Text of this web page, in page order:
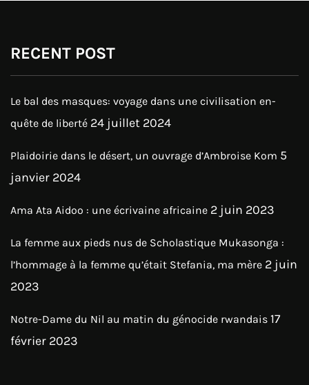
RECENT POST
Le bal des masques: voyage dans une civilisation en-
quête de liberté 24 juillet 2024
Plaidoirie dans le désert, un ouvrage d’Ambroise Kom 5
janvier 2024
Ama Ata Aidoo : une écrivaine africaine 2 juin 2023
La femme aux pieds nus de Scholastique Mukasonga :
l’hommage à la femme qu’était Stefania, ma mère 2 juin
2023
Notre-Dame du Nil au matin du génocide rwandais 17
février 2023